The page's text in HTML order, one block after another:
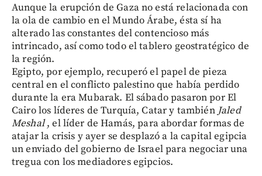
Aunque la erupción de Gaza no está relacionada con
la ola de cambio en el Mundo Árabe, ésta sí ha
alterado las constantes del contencioso más
intrincado, así como todo el tablero geostratégico de
la región.
Egipto, por ejemplo, recuperó el papel de pieza
central en el conflicto palestino que había perdido
durante la era Mubarak. El sábado pasaron por El
Cairo los líderes de Turquía, Catar y también Jaled
Meshal, el líder de Hamás, para abordar formas de
atajar la crisis y ayer se desplazó a la capital egipcia
un enviado del gobierno de Israel para negociar una
tregua con los mediadores egipcios.